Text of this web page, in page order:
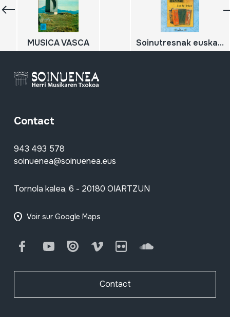
MUSICA VASCA Soinutresnak euskal herri musikan
Contact
943 493 578
soinuenea@soinuenea.eus
Tornola kalea, 6 - 20180 OIARTZUN
Voir sur Google Maps
FacebookYoutube Issuu Vimeo Flickr SoundCloud
Contact